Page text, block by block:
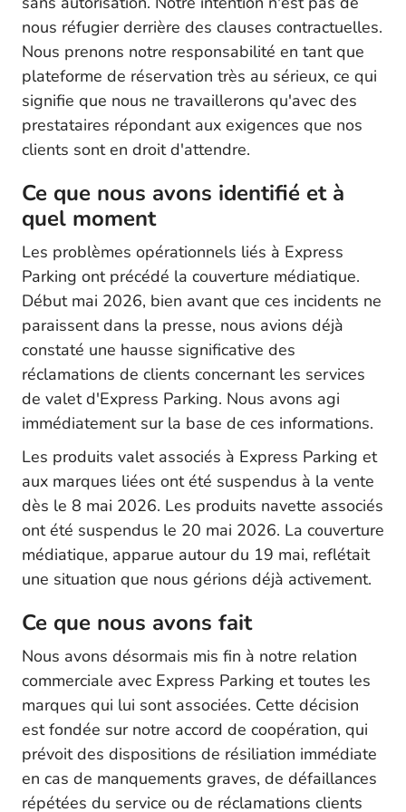
nous réfugier derrière des clauses contractuelles.
Nous prenons notre responsabilité en tant que
plateforme de réservation très au sérieux, ce qui
signifie que nous ne travaillerons qu'avec des
prestataires répondant aux exigences que nos
clients sont en droit d'attendre.
Ce que nous avons identifié et à
quel moment
Les problèmes opérationnels liés à Express
Parking ont précédé la couverture médiatique.
Début mai 2026, bien avant que ces incidents ne
paraissent dans la presse, nous avions déjà
constaté une hausse significative des
réclamations de clients concernant les services
de valet d'Express Parking. Nous avons agi
immédiatement sur la base de ces informations.
Les produits valet associés à Express Parking et
aux marques liées ont été suspendus à la vente
dès le 8 mai 2026. Les produits navette associés
ont été suspendus le 20 mai 2026. La couverture
médiatique, apparue autour du 19 mai, reflétait
une situation que nous gérions déjà activement.
Ce que nous avons fait
Nous avons désormais mis fin à notre relation
commerciale avec Express Parking et toutes les
marques qui lui sont associées. Cette décision
est fondée sur notre accord de coopération, qui
prévoit des dispositions de résiliation immédiate
en cas de manquements graves, de défaillances
répétées du service ou de réclamations clients